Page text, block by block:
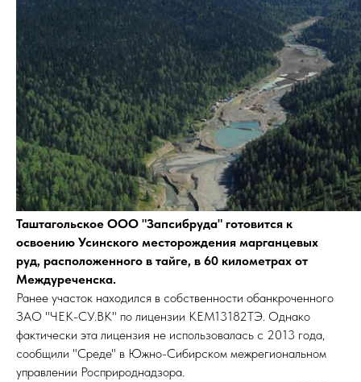
Таштагольское ООО "Запсибруда" готовится к
освоению Усинского месторождения марганцевых
руд, расположенного в тайге, в 60 километрах от
Междуреченска.
Ранее участок находился в собственности обанкроченного
ЗАО "ЧЕК-СУ.ВК" по лицензии КЕМ13182ТЭ. Однако
фактически эта лицензия не использовалась с 2013 года,
сообщили "Среде" в Южно-Сибирском межрегиональном
управлении Росприроднадзора.